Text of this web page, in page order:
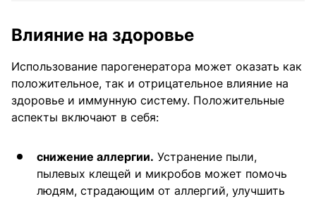
Влияние на здоровье
Использование парогенератора может оказать как
положительное, так и отрицательное влияние на
здоровье и иммунную систему. Положительные
аспекты включают в себя:
снижение аллергии. Устранение пыли,
пылевых клещей и микробов может помочь
людям, страдающим от аллергий, улучшить